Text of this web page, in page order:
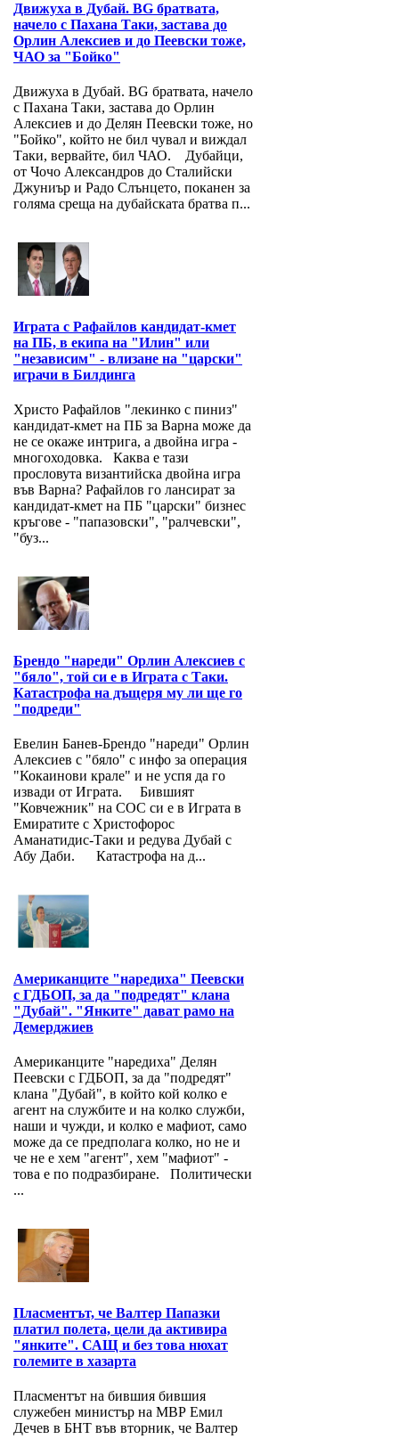
Движуха в Дубай. BG братвата,
начело с Пахана Таки, застава до
Орлин Алексиев и до Пеевски тоже,
ЧАО за "Бойко"
Движуха в Дубай. BG братвата, начело
с Пахана Таки, застава до Орлин
Алексиев и до Делян Пеевски тоже, но
"Бойко", който не бил чувал и виждал
Таки, вервайте, бил ЧАО. Дубайци,
от Чочо Александров до Сталийски
Джуниър и Радо Слънцето, поканен за
голяма среща на дубайската братва п...
Играта с Рафайлов кандидат-кмет
на ПБ, в екипа на "Илин" или
"независим" - влизане на "царски"
играчи в Билдинга
Христо Рафайлов "лекинко с пиниз"
кандидат-кмет на ПБ за Варна може да
не се окаже интрига, а двойна игра -
многоходовка. Каква е тази
прословута византийска двойна игра
във Варна? Рафайлов го лансират за
кандидат-кмет на ПБ "царски" бизнес
кръгове - "папазовски", "ралчевски",
"буз...
Брендо "нареди" Орлин Алексиев с
"бяло", той си е в Играта с Таки.
Катастрофа на дъщеря му ли ще го
"подреди"
Евелин Банев-Брендо "нареди" Орлин
Алексиев с "бяло" с инфо за операция
"Кокаинови крале" и не успя да го
извади от Играта. Бившият
"Ковчежник" на СОС си е в Играта в
Емиратите с Христофорос
Аманатидис-Таки и редува Дубай с
Абу Даби. Катастрофа на д...
Американците "наредиха" Пеевски
с ГДБОП, за да "подредят" клана
"Дубай". "Янките" дават рамо на
Демерджиев
Американците "наредиха" Делян
Пеевски с ГДБОП, за да "подредят"
клана "Дубай", в който кой колко е
агент на службите и на колко служби,
наши и чужди, и колко е мафиот, само
може да се предполага колко, но не и
че не е хем "агент", хем "мафиот" -
това е по подразбиране. Политически
...
Пласментът, че Валтер Папазки
платил полета, цели да активира
"янките". САЩ и без това нюхат
големите в хазарта
Пласментът на бившия бившия
служебен министър на МВР Емил
Дечев в БНТ във вторник, че Валтер